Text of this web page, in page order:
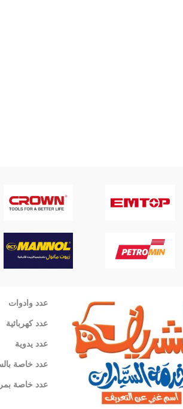
عدد وادوات
عدد كهربائية
عدد يدوية
عدد خاصة
عدد خاصة